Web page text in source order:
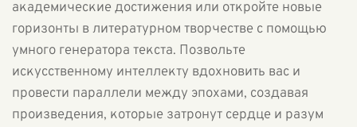
академические достижения или откройте новые
горизонты в литературном творчестве с помощью
умного генератора текста. Позвольте
искусственному интеллекту вдохновить вас и
провести параллели между эпохами, создавая
произведения, которые затронут сердце и разум